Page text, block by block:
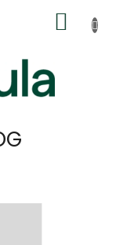
KOŠÍK